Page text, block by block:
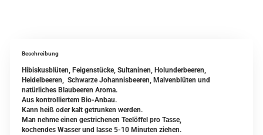
Beschreibung
Hibiskusblüten, Feigenstücke, Sultaninen, Holunderbeeren,
Heidelbeeren, Schwarze Johannisbeeren, Malvenblüten und
natürliches Blaubeeren Aroma.
Aus kontrolliertem Bio-Anbau.
Kann heiß oder kalt getrunken werden.
Man nehme einen gestrichenen Teelöffel pro Tasse,
kochendes Wasser und lasse 5-10 Minuten ziehen.